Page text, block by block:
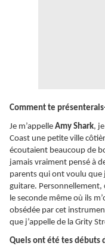
Comment te
Je m’appelle Amy Shark,
Coast une petite ville
écoutaient beaucoup de
jamais vraiment pensé à
parents qui ont voulu que
guitare. Personnellement,
le seconde même où ils
obsédée par cet
que j’appelle de la Grity
Quels ont été tes débuts